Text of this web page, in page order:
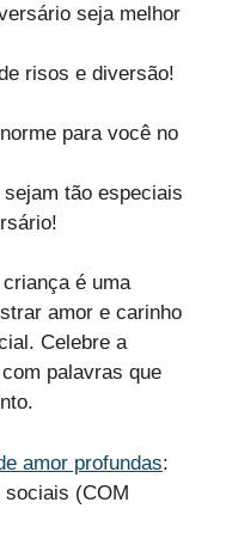
seja melhor
risos e diversão!
para você no
tão especiais
é uma
amor e carinho
Celebre a
palavras que
amor profundas:
sociais (COM